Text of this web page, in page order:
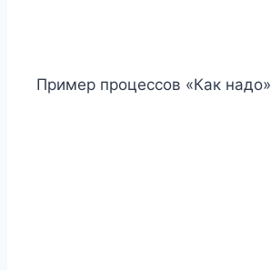
Пример процессов «Как надо»